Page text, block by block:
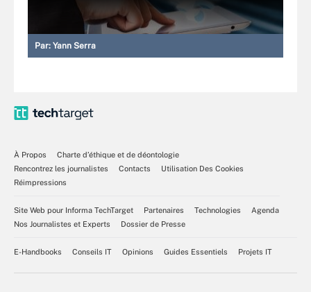
Par: Yann Serra
À Propos
Charte d’éthique et de déontologie
Rencontrez les journalistes
Contacts
Utilisation Des Cookies
Réimpressions
Site Web pour Informa TechTarget Partenaires Technologies
Agenda
Nos Journalistes et Experts
Dossier de Presse
E-Handbooks Conseils IT Opinions Guides Essentiels Projets IT